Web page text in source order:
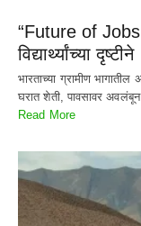
“Future of Jobs
विद्यार्थ्यांच्या दृष्टीने
भारताच्या ग्रामीण
घरात शेती, पावसावर
Read More